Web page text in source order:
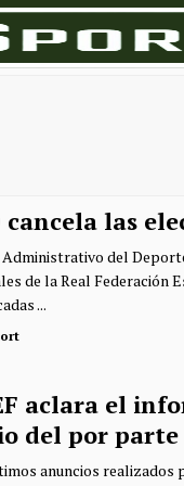
cancela las
del
de la Real Federación
...
aclara el
del por parte
anuncios realizados